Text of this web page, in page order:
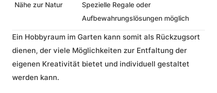
Nähe zur Natur
Spezielle Regale oder
Aufbewahrungslösungen möglich
Ein Hobbyraum im Garten kann somit als Rückzugsort
dienen, der viele Möglichkeiten zur Entfaltung der
eigenen Kreativität bietet und individuell gestaltet
werden kann.